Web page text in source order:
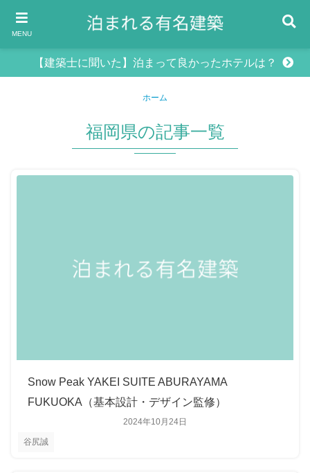
MENU
【建築士に聞いた】泊まって良かったホテルは？
ホーム
福岡県の記事一覧
谷尻誠
2024年10月24日
Snow Peak YAKEI SUITE ABURAYAMA
FUKUOKA（基本設計・デザイン監修）